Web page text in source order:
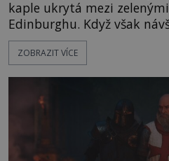
kaple ukrytá mezi
Edinburghu. Když však
ocitá se uprostřed
které už po staletí
výzdobě Rosslynské kaple
templářů, svobodných
Svatého grálu? Nebo jde o j
ZOBRAZIT VÍCE